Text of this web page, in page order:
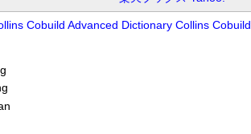
Cobuild Advanced Dictionary Collins Cobuild